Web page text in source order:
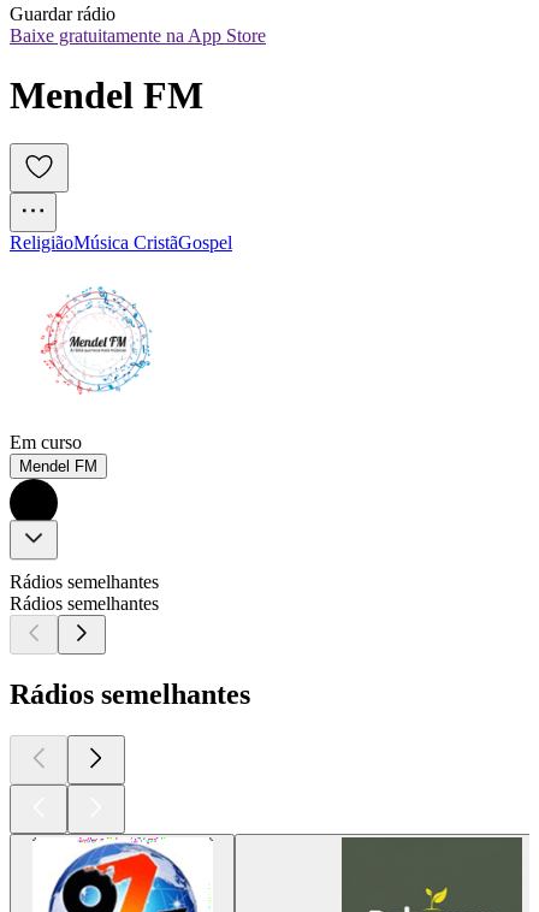
Guardar rádio
Baixe gratuitamente na App Store
Mendel FM
ReligiãoMúsica CristãGospel
Em curso
Mendel FM
Rádios semelhantes
Rádios semelhantes
Rádios semelhantes